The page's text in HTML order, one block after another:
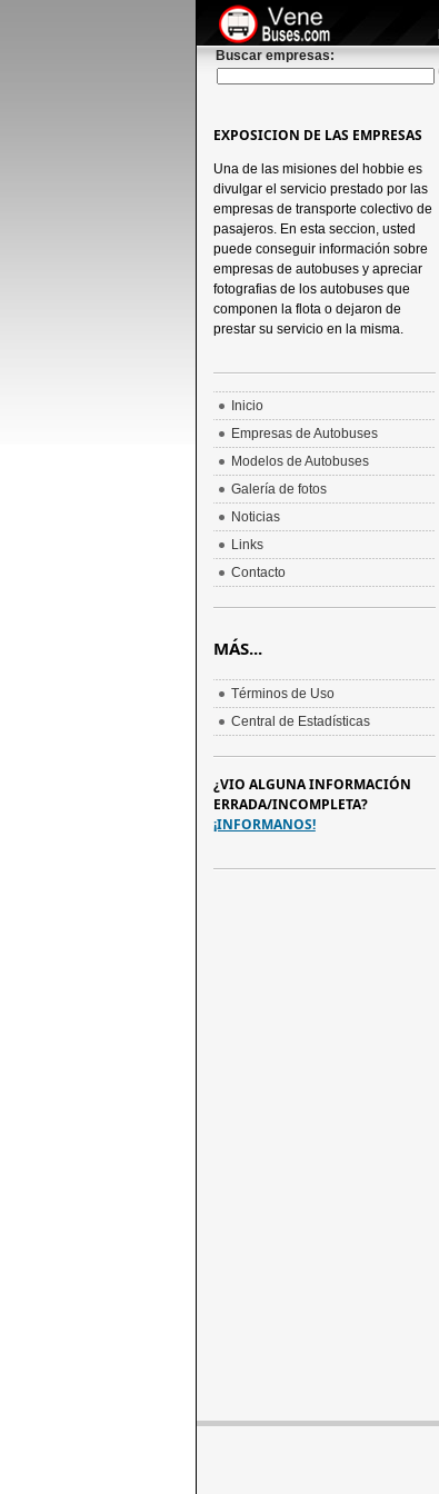
Buscar empresas:
EXPOSICION DE LAS EMPRESAS
Una de las misiones del hobbie es
divulgar el servicio prestado por las
empresas de transporte colectivo de
pasajeros. En esta seccion, usted
puede conseguir información sobre
empresas de autobuses y apreciar
fotografias de los autobuses que
componen la flota o dejaron de
prestar su servicio en la misma.
Inicio
Empresas de Autobuses
Modelos de Autobuses
Galería de fotos
Noticias
Links
Contacto
MÁS...
Términos de Uso
Central de Estadísticas
¿VIO ALGUNA INFORMACIÓN
ERRADA/INCOMPLETA?
¡INFORMANOS!